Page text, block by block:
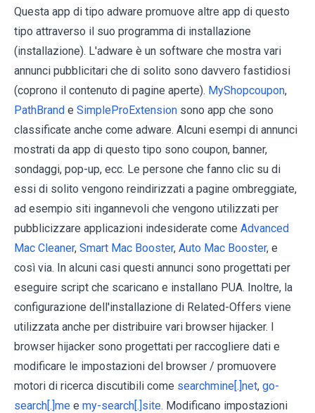
Questa app di tipo adware promuove altre app di questo
tipo attraverso il suo programma di installazione
(installazione). L'adware è un software che mostra vari
annunci pubblicitari che di solito sono davvero fastidiosi
(coprono il contenuto di pagine aperte). MyShopcoupon,
PathBrand e SimpleProExtension sono app che sono
classificate anche come adware. Alcuni esempi di annunci
mostrati da app di questo tipo sono coupon, banner,
sondaggi, pop-up, ecc. Le persone che fanno clic su di
essi di solito vengono reindirizzati a pagine ombreggiate,
ad esempio siti ingannevoli che vengono utilizzati per
pubblicizzare applicazioni indesiderate come Advanced
Mac Cleaner, Smart Mac Booster, Auto Mac Booster, e
così via. In alcuni casi questi annunci sono progettati per
eseguire script che scaricano e installano PUA. Inoltre, la
configurazione dell'installazione di Related-Offers viene
utilizzata anche per distribuire vari browser hijacker. I
browser hijacker sono progettati per raccogliere dati e
modificare le impostazioni del browser / promuovere
motori di ricerca discutibili come searchmine[.]net, go-
search[.]me e my-search[.]site. Modificano impostazioni